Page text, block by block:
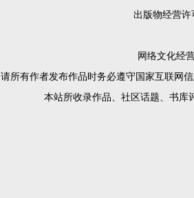
出版物经营许
网络文化经
请所有作者发布作品时务必遵守国家互联网
本站所收录作品、社区话题、书库